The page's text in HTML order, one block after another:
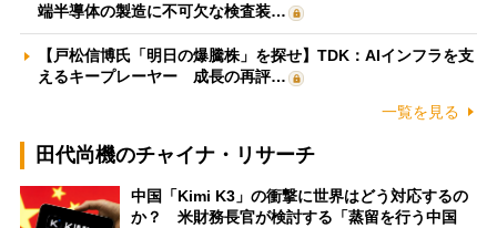
端半導体の製造に不可欠な検査装…
【戸松信博氏「明日の爆騰株」を探せ】TDK：AIインフラを支
えるキープレーヤー 成長の再評…
一覧を見る
田代尚機のチャイナ・リサーチ
中国「Kimi K3」の衝撃に世界はどう対応するの
か？ 米財務長官が検討する「蒸留を行う中国